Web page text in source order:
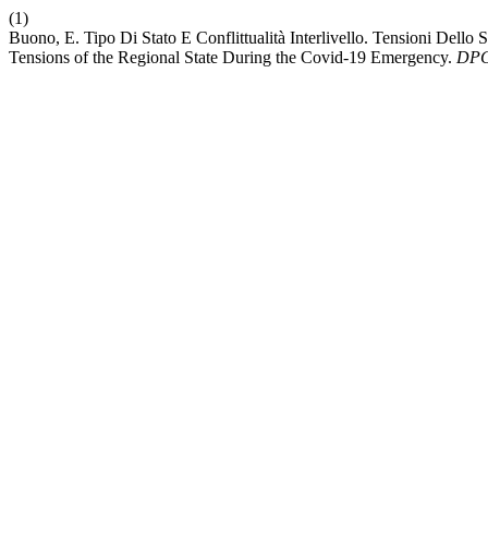
(1)
Buono, E. Tipo Di Stato E Conflittualità Interlivello. Tensioni Dello
Tensions of the Regional State During the Covid-19 Emergency.